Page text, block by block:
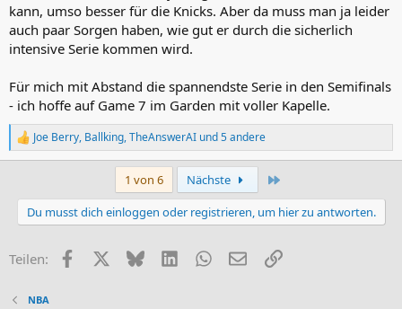
kann, umso besser für die Knicks. Aber da muss man ja leider
auch paar Sorgen haben, wie gut er durch die sicherlich
intensive Serie kommen wird.
Für mich mit Abstand die spannendste Serie in den Semifinals
- ich hoffe auf Game 7 im Garden mit voller Kapelle.
R
e
t
o
e
Joe Berry, Ballking,TheAnswerAI und 5 andere
1 von 6 Nächste
Du musst dich einloggen oder registrieren, um hier zu antworten.
Teilen: FacebookX (Twitter)
BlueskyLinkedInWhatsApp
E-MailLink
NBA